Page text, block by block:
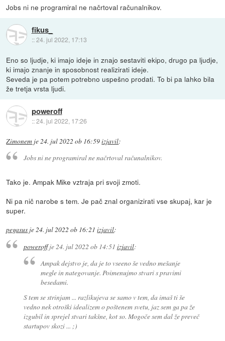
Jobs ni ne programiral ne načrtoval računalnikov.
fikus_
::24. jul 2022, 17:13
Eno so ljudje, ki imajo ideje in znajo sestaviti ekipo, drugo pa ljudje,
ki imajo znanje in sposobnost realizirati ideje.
Seveda je pa potem potrebno uspešno prodati. To bi pa lahko bila
že tretja vrsta ljudi.
poweroff
::24. jul 2022, 17:26
Zimonem je24. jul 2022 ob 16:59izjavil:
Jobs ni ne programiral ne načrtoval računalnikov.
Tako je. Ampak Mike vztraja pri svoji zmoti.
Ni pa nič narobe s tem. Je pač znal organizirati vse skupaj, kar je
super.
pegasus je24. jul 2022 ob 16:21 izjavil:
poweroffje24. jul 2022 ob 14:51 izjavil:
Ampak dejstvo je, da je to vseeno še vedno mešanje
megle in nategovanje. Poimenujmo stvari s pravimi
besedami.
S tem se strinjam ... razlikujeva se samo v tem, da imaš ti še
vedno nek otroški idealizem o poštenem svetu, jaz sem ga pa že
izgubil in sprejel stvari takšne, kot so. Mogoče sem dal že preveč
startupov skozi ... ;)